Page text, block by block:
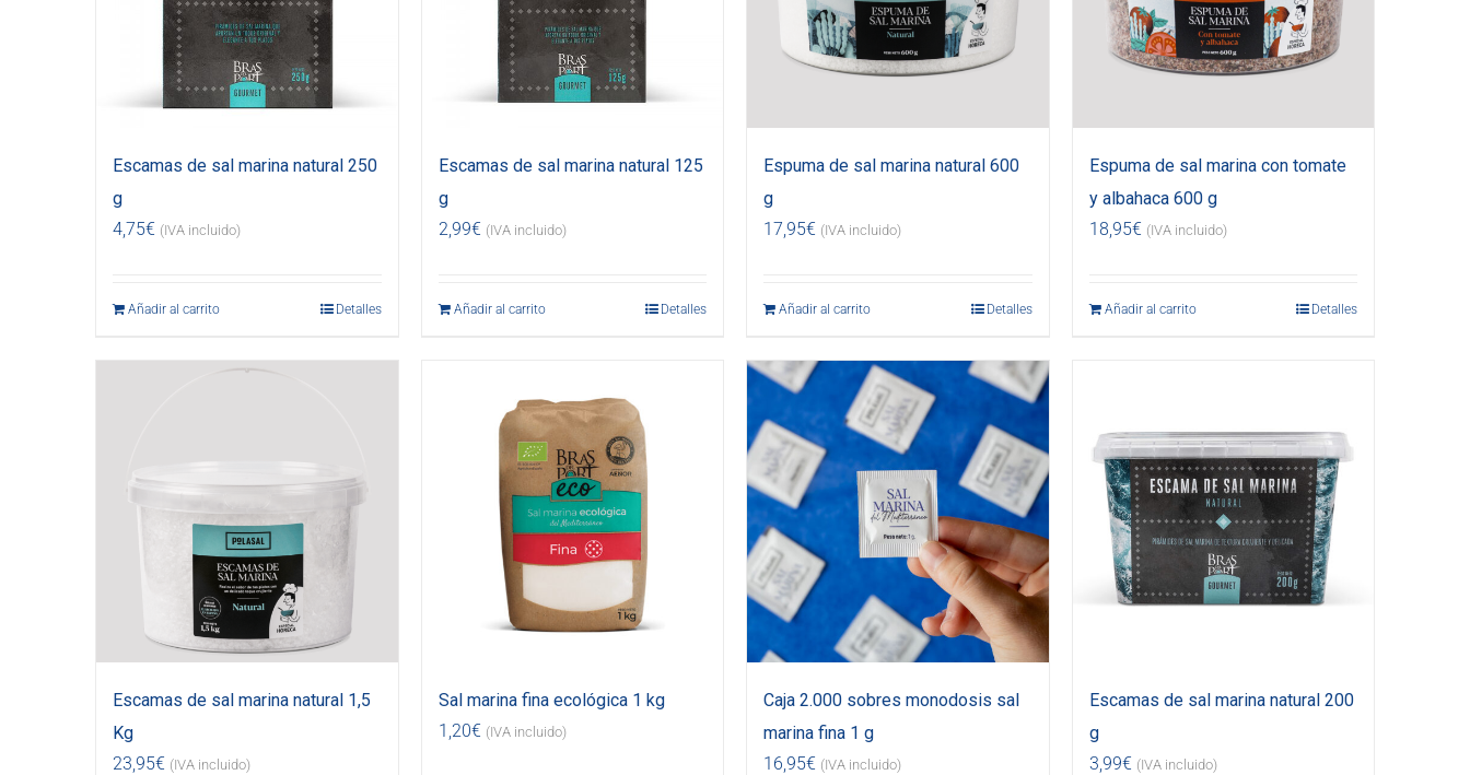
Escamas de sal marina natural 250
g
4,75€ (IVA incluido)
Añadir al carrito Detalles
Escamas de sal marina natural 125
g
2,99€ (IVA incluido)
Añadir al carrito Detalles
Espuma de sal marina natural 600
g
17,95€ (IVA incluido)
Añadir al carrito Detalles
Espuma de sal marina con tomate
y albahaca 600 g
18,95€ (IVA incluido)
Añadir al carrito Detalles
Escamas de sal marina natural 1,5
Kg
23,95€ (IVA incluido)
Sal marina fina ecológica 1 kg
1,20€ (IVA incluido)
Caja 2.000 sobres monodosis sal
marina fina 1 g
16,95€ (IVA incluido)
Escamas de sal marina natural 200
g
3,99€ (IVA incluido)